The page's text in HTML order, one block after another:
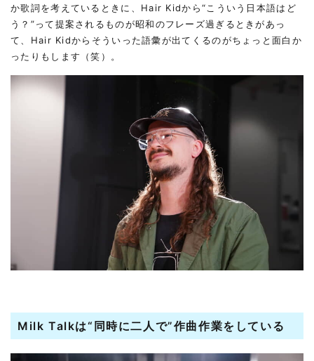
か歌詞を考えているときに、Hair Kidから“こういう日本語はど
う？”って提案されるものが昭和のフレーズ過ぎるときがあっ
て、Hair Kidからそういった語彙が出てくるのがちょっと面白か
ったりもします（笑）。
Milk Talkは“同時に二人で”作曲作業をしている